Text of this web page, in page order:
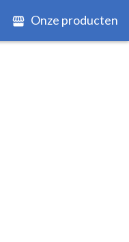
Onze producten